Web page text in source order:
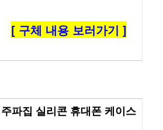
[ 구체 내용 보러가기 ]
주파집 실리콘 휴대폰 케이스